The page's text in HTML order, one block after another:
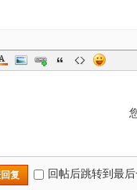
复 回帖后跳转到最